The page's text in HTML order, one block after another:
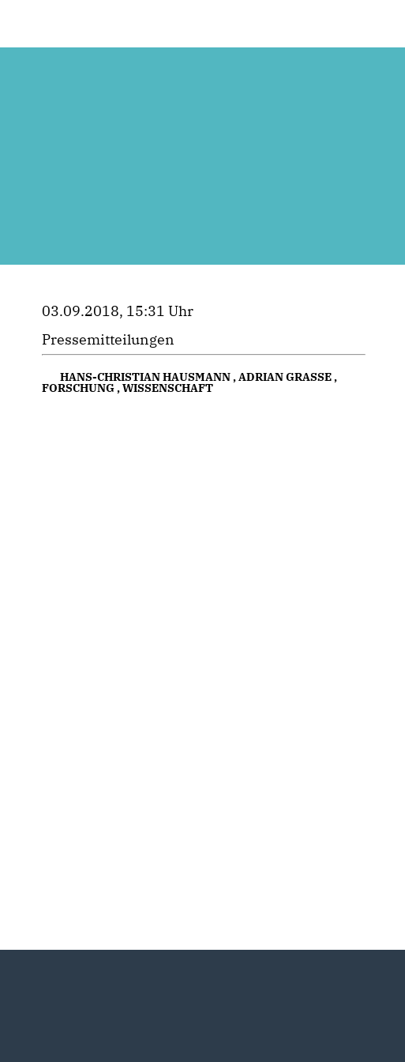
03.09.2018, 15:31 Uhr
Pressemitteilungen
HANS-CHRISTIAN HAUSMANN,ADRIAN GRASSE,
FORSCHUNG,WISSENSCHAFT